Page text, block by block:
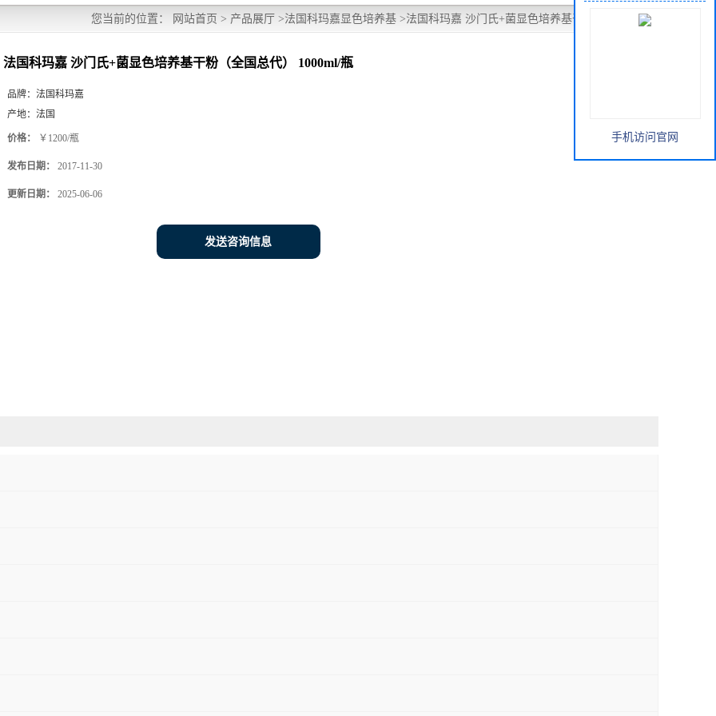
您当前的位置： 网站首页 > 产品展厅 >法国科玛嘉显色培养基 >法国科玛嘉 沙门氏+菌显色培养基干粉（全国总
法国科玛嘉 沙门氏+菌显色培养基干粉（全国总代） 1000ml/瓶
品牌： 法国科玛嘉
产地： 法国
价格： ￥1200/瓶
发布日期： 2017-11-30
更新日期： 2025-06-06
发送咨询信息
手机访问官网